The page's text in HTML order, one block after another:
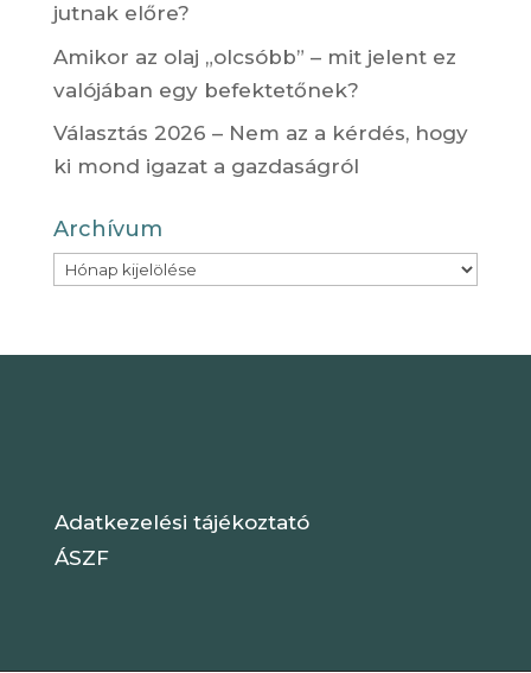
jutnak előre?
Amikor az olaj „olcsóbb” – mit jelent ez
valójában egy befektetőnek?
Választás 2026 – Nem az a kérdés, hogy
ki mond igazat a gazdaságról
Archívum
Archívum
Adatkezelési tájékoztató
ÁSZF